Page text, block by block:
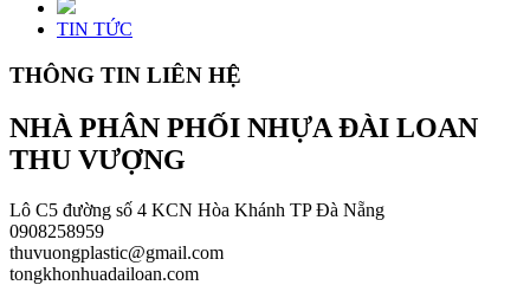
TIN TỨC
THÔNG TIN LIÊN HỆ
NHÀ PHÂN PHỐI NHỰA ĐÀI LOAN
THU VƯỢNG
Lô C5 đường số 4 KCN Hòa Khánh TP Đà Nẵng
0908258959
thuvuongplastic@gmail.com
tongkhonhuadailoan.com